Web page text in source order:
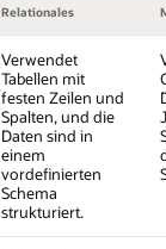
Relationales
Verwendet
Tabellen mit
festen Zeilen und
Spalten, und die
Daten sind in
einem
vordefinierten
Schema
strukturiert.